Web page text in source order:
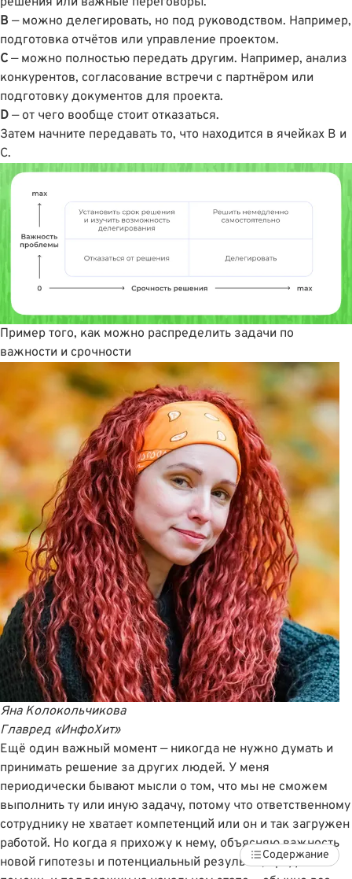
B — можно делегировать, но под руководством. Например,
подготовка отчётов или управление проектом.
C — можно полностью передать другим. Например, анализ
конкурентов, согласование встречи с партнёром или
подготовку документов для проекта.
D — от чего вообще стоит отказаться.
Затем начните передавать то, что находится в ячейках B и
C.
Пример того, как можно распределить задачи по
важности и срочности
Яна Колокольчикова
Главред «ИнфоХит»
Ещё один важный момент — никогда не нужно думать и
принимать решение за других людей. У меня
периодически бывают мысли о том, что мы не сможем
выполнить ту или иную задачу, потому что ответственному
сотруднику не хватает компетенций или он и так загружен
работой. Но когда я прихожу к нему, объясняю важность
новой гипотезы и потенциальный результат, предлагаю
Содержание